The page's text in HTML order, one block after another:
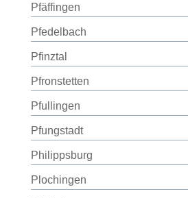
Pfäffingen
Pfedelbach
Pfinztal
Pfronstetten
Pfullingen
Pfungstadt
Philippsburg
Plochingen